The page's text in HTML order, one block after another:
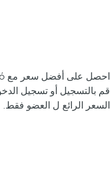
احصل على أفضل سعر مع MyBarceló
قم بالتسجيل أو تسجيل
السعر الرائع ل العضو فقط.